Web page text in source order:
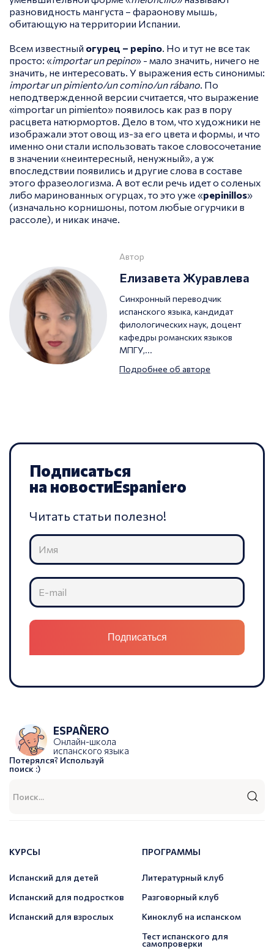
разновидность мангуста – фараонову мышь,
обитающую на территории Испании.
Всем известный огурец – pepino . Но и тут не все так
просто: «importar un pepino» - мало значить, ничего не
значить, не интересовать. У выражения есть синонимы:
importar un pimiento/un comino/un rábano . По
неподтвержденной версии считается, что выражение
«importar un pimiento» появилось как раз в пору
расцвета натюрмортов. Дело в том, что художники не
изображали этот овощ из-за его цвета и формы, и что
именно они стали использовать такое словосочетание
в значении «неинтересный, ненужный», а уж
впоследствии появились и другие слова в составе
этого фразеологизма. А вот если речь идет о соленых
либо маринованных огурцах, то это уже «pepinillos»
(изначально корнишоны, потом любые огурчики в
рассоле), и никак иначе.
Автор
Елизавета Журавлева
Синхронный переводчик
испанского языка, кандидат
филологических наук, доцент
кафедры романских языков
МПГУ,...
Подробнее об авторе
Подписаться
на новостиEspaniero
Читать статьи полезно!
ESPAÑERO
Онлайн-школа
испанского языка
Потерялся? Используй
поиск :)
КУРСЫ
Испанский для детей
Испанский для подростков
Испанский для взрослых
ПРОГРАММЫ
Литературный клуб
Разговорный клуб
Киноклуб на испанском
Тест испанского для
самопроверки